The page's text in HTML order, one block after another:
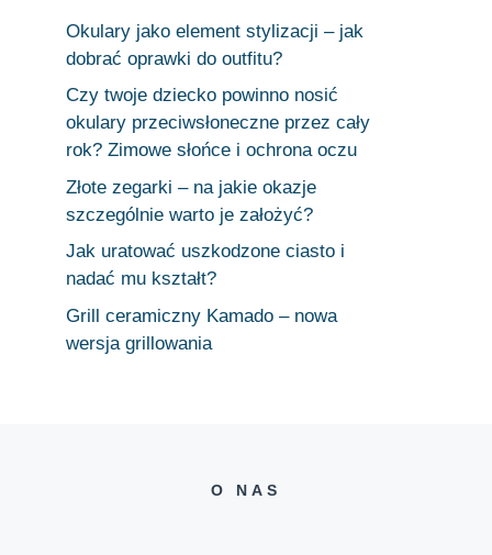
Okulary jako element stylizacji – jak
dobrać oprawki do outfitu?
Czy twoje dziecko powinno nosić
okulary przeciwsłoneczne przez cały
rok? Zimowe słońce i ochrona oczu
Złote zegarki – na jakie okazje
szczególnie warto je założyć?
Jak uratować uszkodzone ciasto i
nadać mu kształt?
Grill ceramiczny Kamado – nowa
wersja grillowania
O NAS